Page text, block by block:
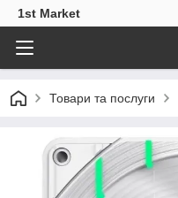
1st Market
Товари та послуги